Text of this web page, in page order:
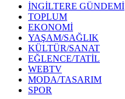
İNGİLTERE GÜNDEMİ
TOPLUM
EKONOMİ
YAŞAM/SAĞLIK
KÜLTÜR/SANAT
EĞLENCE/TATİL
WEBTV
MODA/TASARIM
SPOR